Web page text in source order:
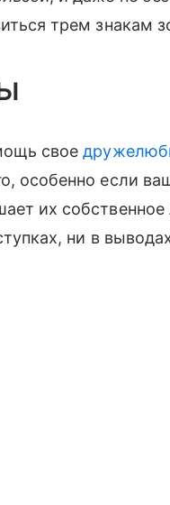
трем знакам
свое
особенно если
их
ни в